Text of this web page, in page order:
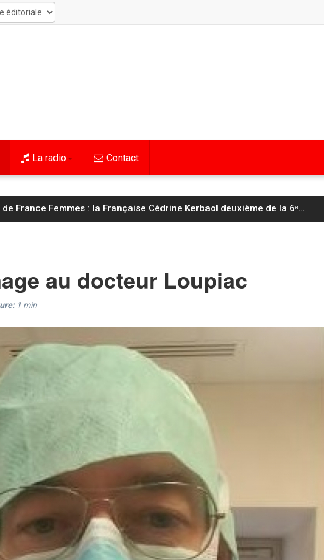
La radio Contact
France Femmes : la Française Cédrine Kerbaol deuxième de la 6ᵉ…
au docteur Loupiac
1 min